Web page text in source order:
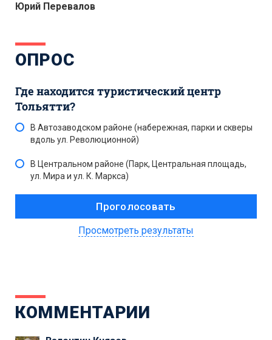
Юрий Перевалов
ОПРОС
Где находится туристический центр
Тольятти?
В Автозаводском районе (набережная, парки и скверы
вдоль ул. Революционной)
В Центральном районе (Парк, Центральная площадь,
ул. Мира и ул. К. Маркса)
Просмотреть результаты
КОММЕНТАРИИ